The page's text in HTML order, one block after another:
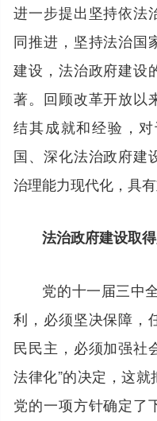
进一步提出坚持依法
同推进，坚持法治国
建设，法治政府建设
著。回顾改革开放以
结其成就和经验，
国、深化法治政府建
治理能力现代化，具有
法治政府建设取
党的十一届三中
利，必须坚决保障，
民民主，必须加强社
法律化”的决定，这
党的一项方针确定了